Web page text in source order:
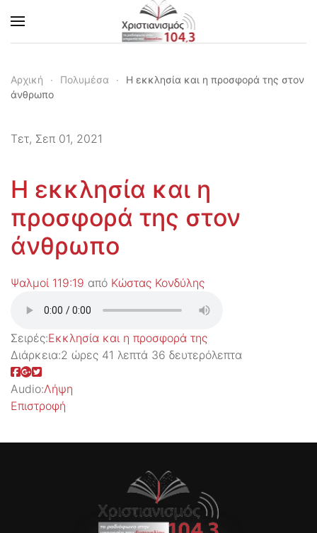
Skip to main content
Αρχική Πολυμέσα
Η εκκλησία και η προσφορά της στον
άνθρωπο
Τετ, Σεπ 01, 2021
Η εκκλησία και η
προσφορά της στον
άνθρωπο
Ψαλμοί 119:19 από Κώστας Κονδύλης
Σειρές:Εκκλησία και η προσφορά της
Διάρκεια:2 ώρες 41 λεπτά 36 δευτερόλεπτα
Audio:Λήψη
Επιστροφή